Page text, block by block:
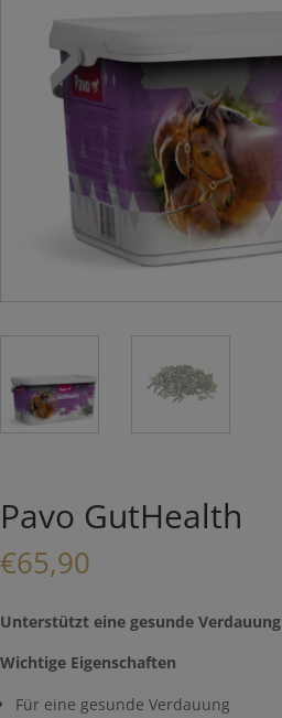
Pavo GutHealth
€65,90
Unterstützt eine gesunde Verdauung
Wichtige Eigenschaften
Für eine gesunde Verdauung